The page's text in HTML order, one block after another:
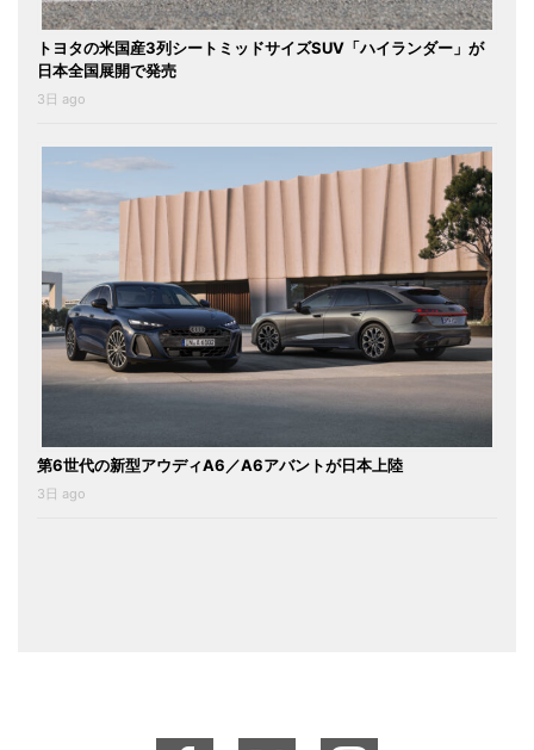
トヨタの米国産3列シートミッドサイズSUV「ハイランダー」が
日本全国展開で発売
3日 ago
第6世代の新型アウディA6／A6アバントが日本上陸
3日 ago